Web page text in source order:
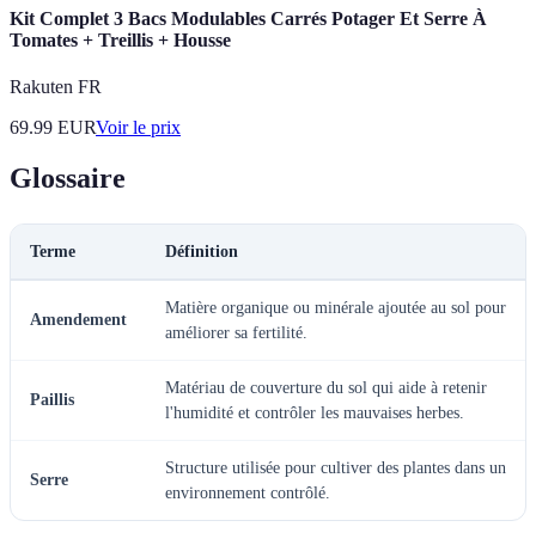
Kit Complet 3 Bacs Modulables Carrés Potager Et Serre À
Tomates + Treillis + Housse
Rakuten FR
69.99 EURVoir le prix
Glossaire
Terme Définition
Amendement
Matière organique ou minérale ajoutée au sol pour
améliorer sa fertilité.
Paillis
Matériau de couverture du sol qui aide à retenir
l'humidité et contrôler les mauvaises herbes.
Serre
Structure utilisée pour cultiver des plantes dans un
environnement contrôlé.